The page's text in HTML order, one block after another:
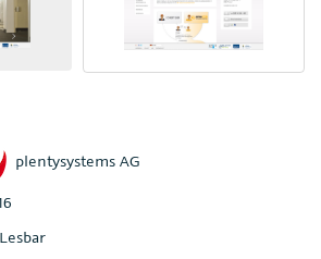
plentysystems AG
Lesbar